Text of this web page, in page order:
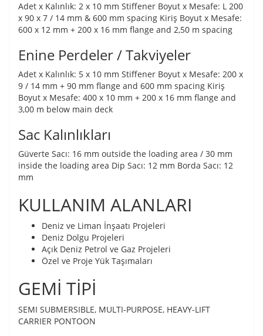
Adet x Kalınlık: 2 x 10 mm Stiffener Boyut x Mesafe: L 200
x 90 x 7 / 14 mm & 600 mm spacing Kiriş Boyut x Mesafe:
600 x 12 mm + 200 x 16 mm flange and 2,50 m spacing
Enine Perdeler / Takviyeler
Adet x Kalınlık: 5 x 10 mm Stiffener Boyut x Mesafe: 200 x
9 / 14 mm + 90 mm flange and 600 mm spacing Kiriş
Boyut x Mesafe: 400 x 10 mm + 200 x 16 mm flange and
3,00 m below main deck
Sac Kalınlıkları
Güverte Sacı: 16 mm outside the loading area / 30 mm
inside the loading area Dip Sacı: 12 mm Borda Sacı: 12
mm
KULLANIM ALANLARI
Deniz ve Liman İnşaatı Projeleri
Deniz Dolgu Projeleri
Açık Deniz Petrol ve Gaz Projeleri
Özel ve Proje Yük Taşımaları
GEMİ TİPİ
SEMI SUBMERSIBLE, MULTI-PURPOSE, HEAVY-LIFT
CARRIER PONTOON